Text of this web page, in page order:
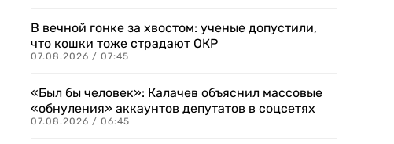
В вечной гонке за хвостом: ученые допустили,
что кошки тоже страдают ОКР
07.08.2026 / 07:45
«Был бы человек»: Калачев объяснил массовые
«обнуления» аккаунтов депутатов в соцсетях
07.08.2026 / 06:45